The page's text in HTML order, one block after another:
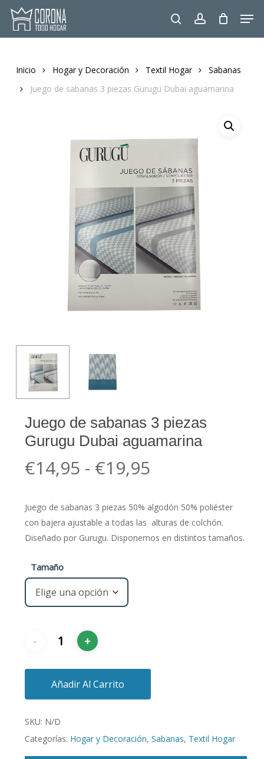
Skip
main
searchaccount
Inicio Hogar y Decoración Textil Hogar
Sabanas
Juego de sabanas 3 piezas Gurugu Dubai aguamarina
Juego de sabanas 3 piezas
Gurugu Dubai aguamarina
€14,95 - €19,95Rango
precios:
desde
€14,95
Juego de sabanas 3 piezas 50% algodón 50% poliéster
con bajera ajustable a todas las alturas de colchón.
Diseñado por Gurugu. Disponemos en distintos tamaños.
Tamaño
Añadir Al Carrito
SKU: N/D
Categorías: Hogar y Decoración, Sabanas, Textil Hogar